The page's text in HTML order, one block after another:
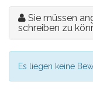
Sie müssen
schreiben zu
Es liegen keine